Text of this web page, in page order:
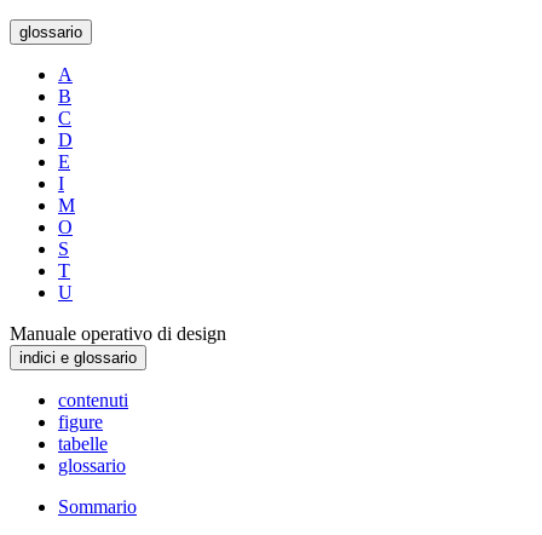
glossario
A
B
C
D
E
I
M
O
S
T
U
Manuale operativo di design
indici e glossario
contenuti
figure
tabelle
glossario
Sommario